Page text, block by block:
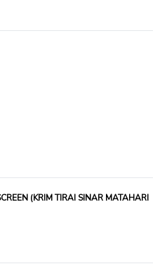
(KRIM TIRAI SINAR MATAHARI